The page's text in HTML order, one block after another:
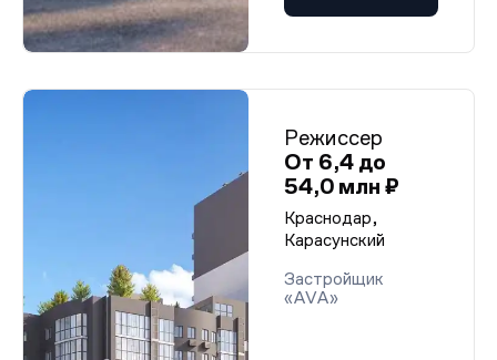
Режиссер
От 6,4 до
54,0 млн ₽
Краснодар,
Карасунский
Застройщик
«AVA»